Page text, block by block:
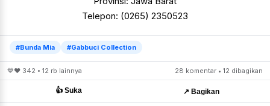
Telepon: (0265) 2350523
#Bunda Mia #Gabbuci Collection
💙❤️ 342 • 12 rb lainnya 28 komentar • 12 dibagikan
👍 Suka ↗️ Bagikan